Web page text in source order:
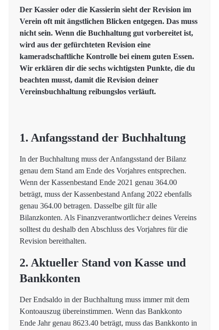
Der Kassier oder die Kassierin sieht der Revision im
Verein oft mit ängstlichen Blicken entgegen. Das muss
nicht sein. Wenn die Buchhaltung gut vorbereitet ist,
wird aus der gefürchteten Revision eine
kameradschaftliche Kontrolle bei einem guten Essen.
Wir erklären dir die sechs wichtigsten Punkte, die du
beachten musst, damit die Revision deiner
Vereinsbuchhaltung reibungslos verläuft.
1. Anfangsstand der Buchhaltung
In der Buchhaltung muss der Anfangsstand der Bilanz
genau dem Stand am Ende des Vorjahres entsprechen.
Wenn der Kassenbestand Ende 2021 genau 364.00
beträgt, muss der Kassenbestand Anfang 2022 ebenfalls
genau 364.00 betragen. Dasselbe gilt für alle
Bilanzkonten. Als Finanzverantwortliche:r deines Vereins
solltest du deshalb den Abschluss des Vorjahres für die
Revision bereithalten.
2. Aktueller Stand von Kasse und
Bankkonten
Der Endsaldo in der Buchhaltung muss immer mit dem
Kontoauszug übereinstimmen. Wenn das Bankkonto
Ende Jahr genau 8623.40 beträgt, muss das Bankkonto in